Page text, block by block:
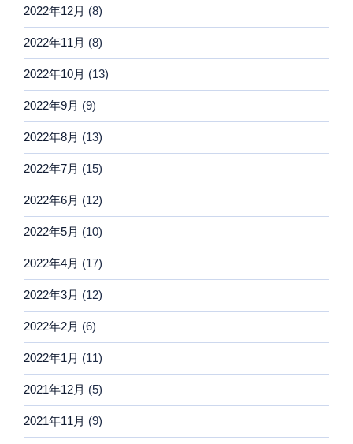
2022年12月 (8)
2022年11月 (8)
2022年10月 (13)
2022年9月 (9)
2022年8月 (13)
2022年7月 (15)
2022年6月 (12)
2022年5月 (10)
2022年4月 (17)
2022年3月 (12)
2022年2月 (6)
2022年1月 (11)
2021年12月 (5)
2021年11月 (9)